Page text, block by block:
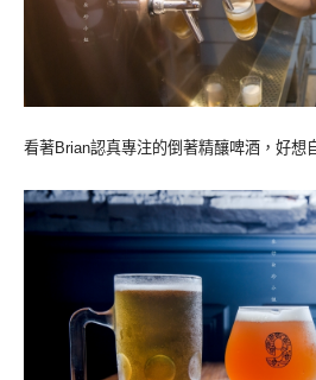
看著Brian認真專注的倒著精釀啤酒，好想